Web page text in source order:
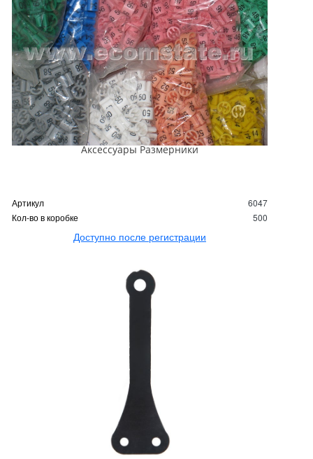
Аксессуары Размерники
Артикул
6047
Кол-во в коробке
500
Доступно после регистрации